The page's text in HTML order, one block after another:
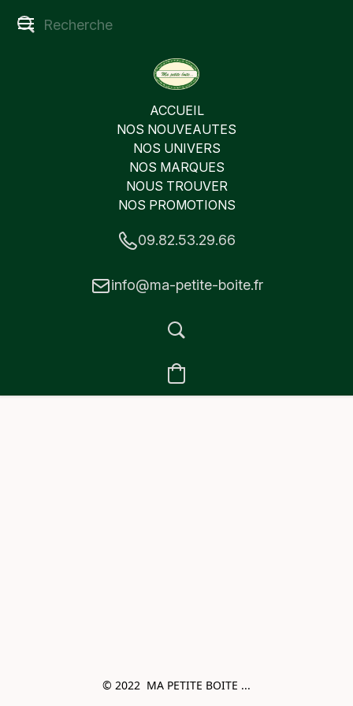
ACCUEIL
NOS NOUVEAUTES
NOS UNIVERS
NOS MARQUES
NOUS TROUVER
NOS PROMOTIONS
09.82.53.29.66
info@ma-petite-boite.fr
© 2022  MA PETITE BOITE ...